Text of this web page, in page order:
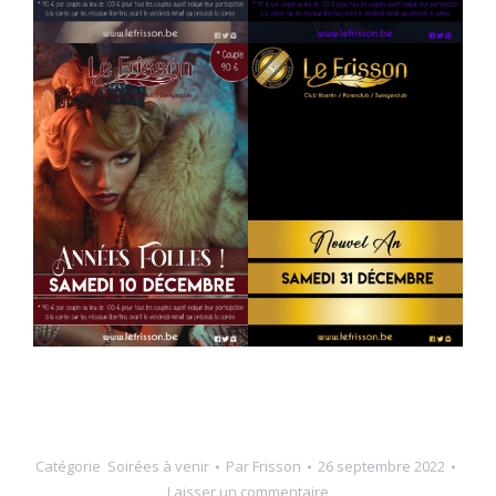
Catégorie Soirées à venir Par Frisson
26 septembre 2022